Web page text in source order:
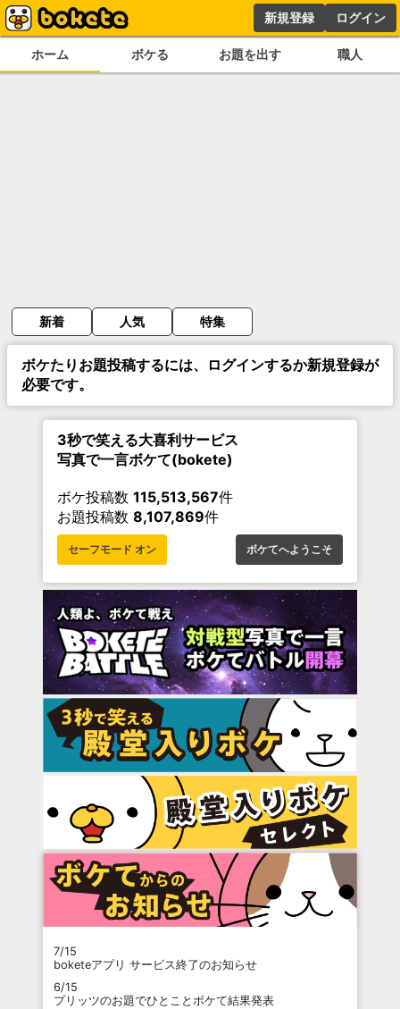
新規登録 ログイン
ホーム ボケる お題を出す 職人
新着 人気 特集
ボケたりお題投稿するには、ログインするか新規登録が
必要です。
3秒で笑える大喜利サービス
写真で一言ボケて(bokete)
ボケ投稿数 115,513,567件
お題投稿数 8,107,869件
セーフモード オン ボケてへようこそ
7/15
boketeアプリ サービス終了のお知らせ
6/15
プリッツのお題でひとことボケて結果発表